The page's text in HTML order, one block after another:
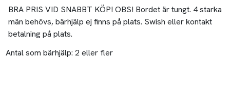
BRA PRIS VID SNABBT KÖP! OBS! Bordet är tungt. 4 starka
män behövs, bärhjälp ej finns på plats. Swish eller kontakt
betalning på plats.
Antal som bärhjälp: 2 eller fler